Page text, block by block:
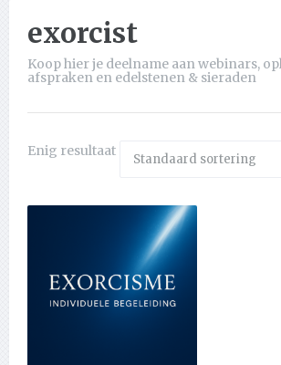
exorcist
Koop hier je deelname aan webinars,
afspraken en edelstenen & sieraden
Enig resultaat